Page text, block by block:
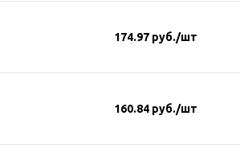
174.97 руб./шт
160.84 руб./шт